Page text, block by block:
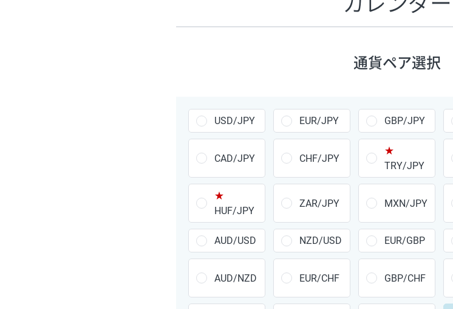
あたりの
ポイント
GBP/JPY 170円
AUD/JPY 106円
NZD/JPY 28円
CAD/JPY 38円
CHF/JPY 34円
通貨ペア選択
USD/JPY EUR/JPY GBP/JPY
CAD/JPY CHF/JPY
★
TRY/JPY
★
HUF/JPY
ZAR/JPY MXN/JPY
AUD/USD NZD/USD EUR/GBP
AUD/NZD EUR/CHF GBP/CHF